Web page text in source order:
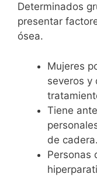
Determinados
presentar
ósea.
Mujeres
severos y
Tiene
de cadera.
Personas